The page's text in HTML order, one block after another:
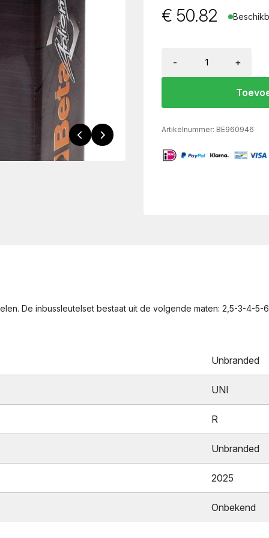
€ 50.82
- +
Artikelnummer: BE960946
De inbussleutelset bestaat uit de volgende maten: 2,5-3-4-5-
Unbranded
UNI
R
Unbranded
2025
Onbekend